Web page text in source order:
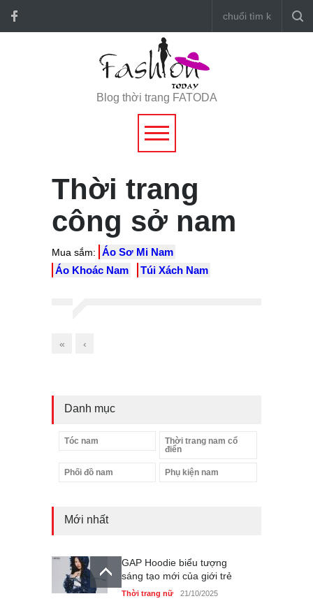
Blog thời trang FATODA
Thời trang
công sở nam
Mua sắm:
Áo Sơ Mi Nam
Áo Khoác Nam
Túi Xách Nam
« ‹
Danh mục
Tóc nam
Thời trang nam cổ
điển
Phối đồ nam Phụ kiện nam
Mới nhất
GAP Hoodie biểu tượng
sáng tạo mới của giới trẻ
Thời trang nữ 21/10/2025